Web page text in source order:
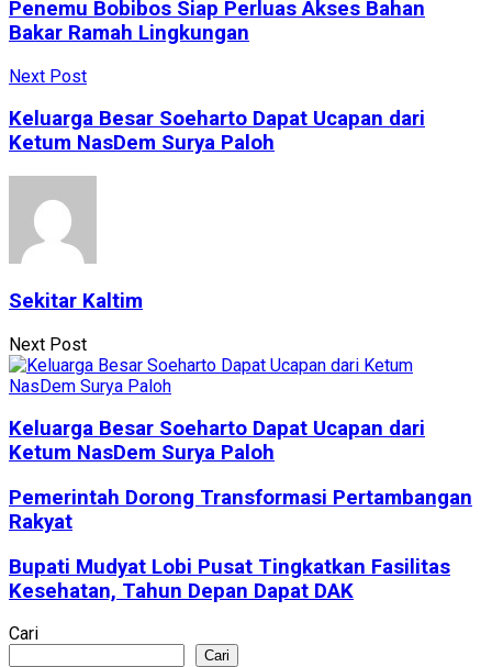
Penemu Bobibos Siap Perluas Akses Bahan
Bakar Ramah Lingkungan
Next Post
Keluarga Besar Soeharto Dapat Ucapan dari
Ketum NasDem Surya Paloh
Sekitar Kaltim
Next Post
Keluarga Besar Soeharto Dapat Ucapan dari
Ketum NasDem Surya Paloh
Pemerintah Dorong Transformasi Pertambangan
Rakyat
Bupati Mudyat Lobi Pusat Tingkatkan Fasilitas
Kesehatan, Tahun Depan Dapat DAK
Cari
Cari